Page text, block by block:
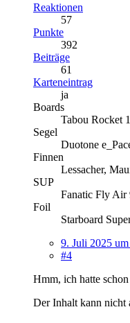
Reaktionen
57
Punkte
392
Beiträge
61
Karteneintrag
ja
Boards
Tabou Rocket
Segel
Duotone
Finnen
Lessacher,
SUP
Fanatic Fly Air
Foil
Starboard
9. Juli 2025
#4
Hmm, ich hatte
Der Inhalt kann nicht